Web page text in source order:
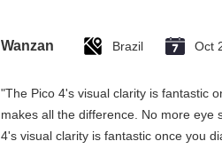
Wanzan Brazil Oct
"The Pico 4's visual clarity is fantastic
makes all the difference. No more eye
4's visual clarity is fantastic once you